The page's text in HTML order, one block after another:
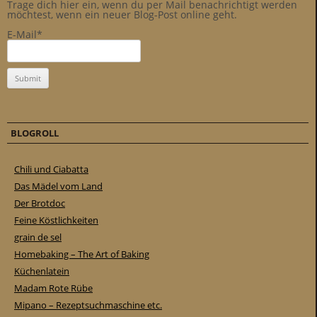
Trage dich hier ein, wenn du per Mail benachrichtigt werden
möchtest, wenn ein neuer Blog-Post online geht.
E-Mail*
BLOGROLL
Chili und Ciabatta
Das Mädel vom Land
Der Brotdoc
Feine Köstlichkeiten
grain de sel
Homebaking – The Art of Baking
Küchenlatein
Madam Rote Rübe
Mipano – Rezeptsuchmaschine etc.